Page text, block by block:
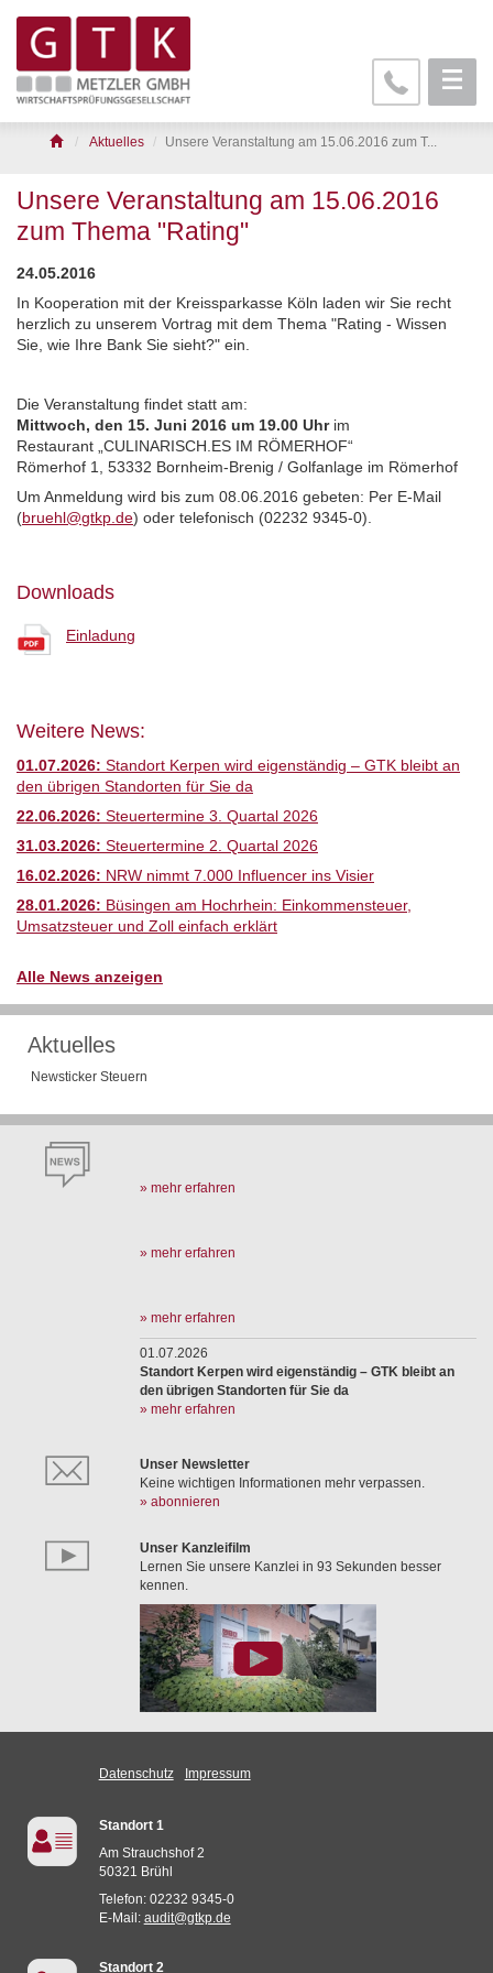
Aktuelles Unsere Veranstaltung am 15.06.2016 zum T...
Unsere Veranstaltung am 15.06.2016
zum Thema "Rating"
24.05.2016
In Kooperation mit der Kreissparkasse Köln laden wir Sie recht
herzlich zu unserem Vortrag mit dem Thema "Rating - Wissen
Sie, wie Ihre Bank Sie sieht?" ein.
Die Veranstaltung findet statt am:
Mittwoch, den 15. Juni 2016 um 19.00 Uhrim
Restaurant „CULINARISCH.ES IM RÖMERHOF“
Römerhof 1, 53332 Bornheim-Brenig / Golfanlage im Römerhof
Um Anmeldung wird bis zum 08.06.2016 gebeten: Per E-Mail
(bruehl@gtkp.de) oder telefonisch (02232 9345-0).
Downloads
Einladung
Weitere News:
01.07.2026: Standort Kerpen wird eigenständig – GTK bleibt an
den übrigen Standorten für Sie da
22.06.2026: Steuertermine 3. Quartal 2026
31.03.2026: Steuertermine 2. Quartal 2026
16.02.2026: NRW nimmt 7.000 Influencer ins Visier
28.01.2026: Büsingen am Hochrhein: Einkommensteuer,
Umsatzsteuer und Zoll einfach erklärt
Alle News anzeigen
Aktuelles
Newsticker Steuern
» mehr erfahren
» mehr erfahren
» mehr erfahren
01.07.2026
Standort Kerpen wird eigenständig – GTK bleibt an
den übrigen Standorten für Sie da
» mehr erfahren
Unser Newsletter
Keine wichtigen Informationen mehr verpassen.
» abonnieren
Unser Kanzleifilm
Lernen Sie unsere Kanzlei in 93 Sekunden besser
kennen.
Datenschutz Impressum
Standort 1
Am Strauchshof 2
50321 Brühl
Telefon: 02232 9345-0
E-Mail: audit@gtkp.de
Standort 2